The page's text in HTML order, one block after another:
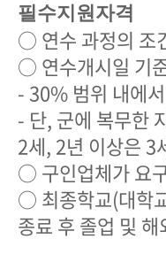
필수지원자격
○ 연수 과정의 조
○ 연수개시일 기
- 30% 범위 내에
- 단, 군에 복무한
2세, 2년 이상은 3
○ 구인업체가 요
○ 최종학교(대학
종료 후 졸업 및